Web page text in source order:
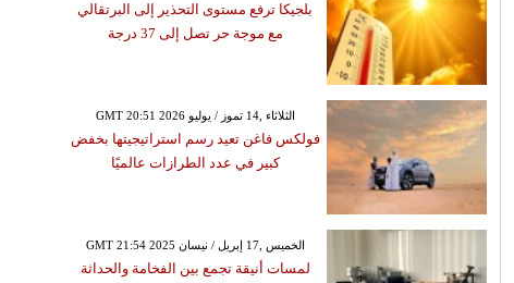
بلجيكا ترفع مستوى التحذير إلى البرتقالي
مع موجة حر تصل إلى 37 درجة
GMT 20:51 2026 الثلاثاء ,14 تموز / يوليو
فولكس فاغن تعيد رسم استراتيجيتها بخفض
كبير في عدد الطرازات عالميًا
GMT 21:54 2025 الخميس ,17 إبريل / نيسان
لمسات أنيقة تجمع بين الفخامة والحداثة